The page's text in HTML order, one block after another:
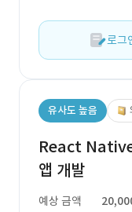
로그
유사도 높음
React
앱 개발
예상 금액